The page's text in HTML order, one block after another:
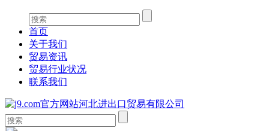
首页
关于我们
贸易资讯
贸易行业状况
联系我们